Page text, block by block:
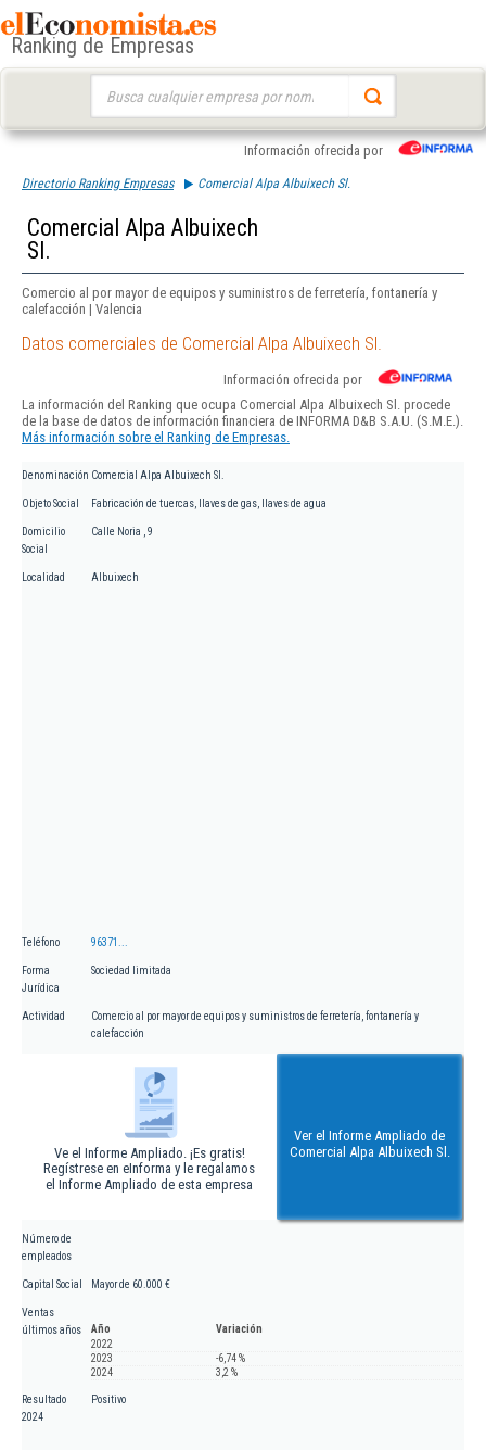
Ranking de Empresas
Información ofrecida por
Directorio Ranking Empresas Comercial Alpa Albuixech Sl.
Comercial Alpa Albuixech
Sl.
Comercio al por mayor de equipos y suministros de ferretería, fontanería y
calefacción | Valencia
Datos comerciales de Comercial Alpa Albuixech Sl.
Información ofrecida por
La información del Ranking que ocupa Comercial Alpa Albuixech Sl. procede
de la base de datos de información financiera de INFORMA D&B S.A.U. (S.M.E.).
Más información sobre el Ranking de Empresas.
Denominación Comercial Alpa Albuixech Sl.
Objeto Social Fabricación de tuercas, llaves de gas, llaves de agua
Domicilio
Social
Calle Noria , 9
Localidad Albuixech
Teléfono 96371...
Forma
Jurídica
Sociedad limitada
Actividad
Comercio al por mayor de equipos y suministros de ferretería, fontanería y
calefacción
Ve el Informe Ampliado. ¡Es gratis!
Regístrese en eInforma y le regalamos
el Informe Ampliado de esta empresa
Ver el Informe Ampliado de
Comercial Alpa Albuixech Sl.
Número de
empleados
Capital Social Mayor de 60.000 €
Ventas
últimos años
Año
Variación
2022
2023
-6,74 %
2024
3,2 %
Resultado
2024
Positivo